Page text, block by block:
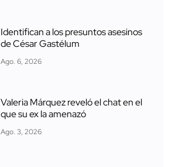
Identifican a los presuntos asesinos
de César Gastélum
Ago. 6, 2026
Valeria Márquez reveló el chat en el
que su ex la amenazó
Ago. 3, 2026